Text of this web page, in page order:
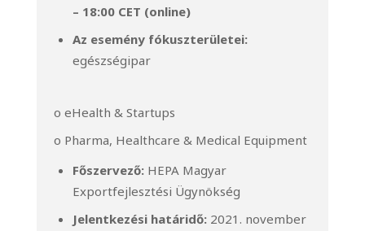
– 18:00 CET (online)
Az esemény fókuszterületei:
egészségipar
o eHealth & Startups
o Pharma, Healthcare & Medical Equipment
Főszervező: HEPA Magyar
Exportfejlesztési Ügynökség
Jelentkezési határidő:2021. november